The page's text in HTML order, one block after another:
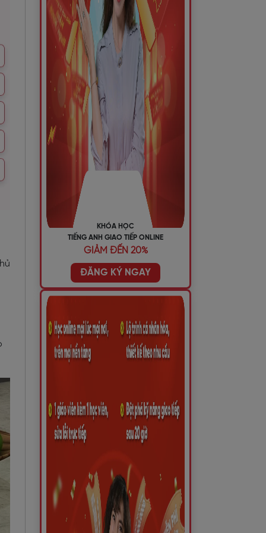
KHÓA HỌC
TIẾNG ANH GIAO TIẾP ONLINE
GIẢM ĐẾN 20%
ĐĂNG KÝ NGAY